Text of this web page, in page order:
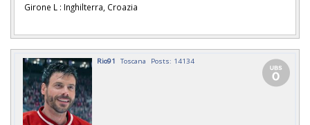
Girone L : Inghilterra, Croazia
Rio91 Toscana Posts: 14134